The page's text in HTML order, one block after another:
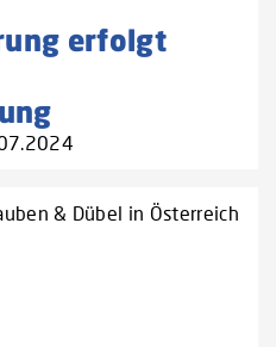
erfolgt
& Dübel in Österreich